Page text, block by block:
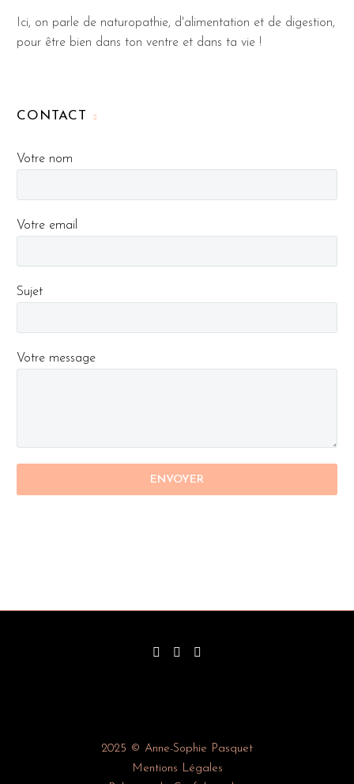
Ici, on parle de naturopathie, d'alimentation et de digestion,
pour être bien dans ton ventre et dans ta vie !
CONTACT
Votre nom
Votre email
Sujet
Votre message
2025 © Anne-Sophie Pasquet
Mentions Légales